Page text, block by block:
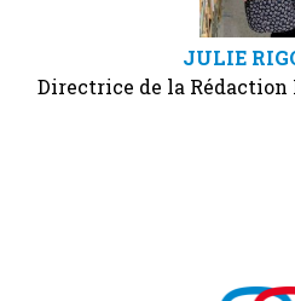
JULIE
Directrice de la Rédaction